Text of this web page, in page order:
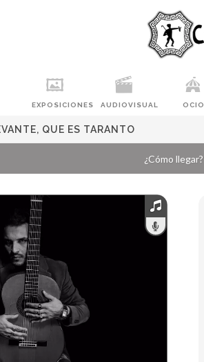
EXPOSICIONES AUDIOVISUAL OCIO
QUE ES TARANTO
¿Cómo llegar?